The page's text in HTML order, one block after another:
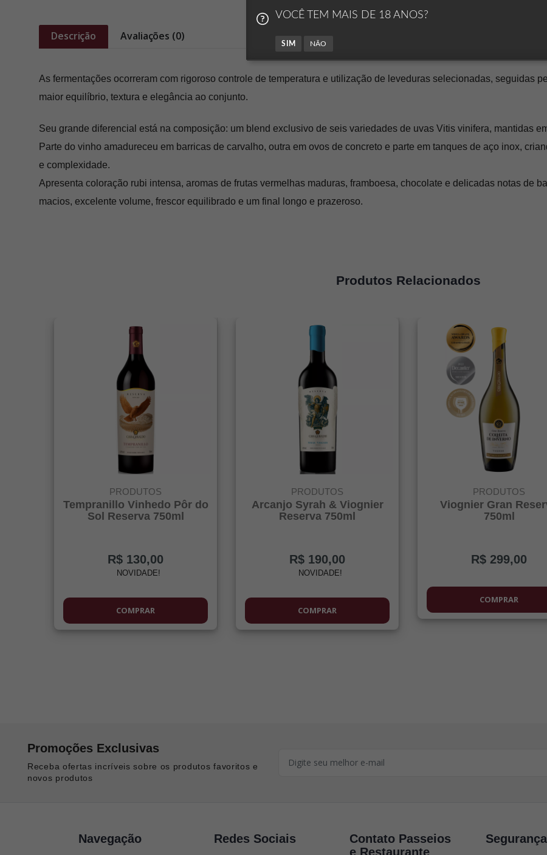
Descrição Avaliações (0)
As fermentações ocorreram com rigoroso controle de temperatura e utilização de leveduras selecionadas, seguidas
maior equilíbrio, textura e elegância ao conjunto.
Seu grande diferencial está na composição: um blend exclusivo de seis variedades de uvas Vitis vinifera, mantidas
Parte do vinho amadureceu em barricas de carvalho, outra em ovos de concreto e parte em tanques de aço inox,
e complexidade.
Apresenta coloração rubi intensa, aromas de frutas vermelhas maduras, framboesa, chocolate e delicadas notas de
macios, excelente volume, frescor equilibrado e um final longo e prazeroso.
Produtos Relacionados
PRODUTOS
Tempranillo Vinhedo Pôr do
Sol Reserva 750ml
R$ 130,00
NOVIDADE!
COMPRAR
PRODUTOS
Arcanjo Syrah & Viognier
Reserva 750ml
R$ 190,00
NOVIDADE!
COMPRAR
PRODUTOS
Viognier Gran
750ml
R$ 299,00
COMPRAR
Promoções Exclusivas
Receba ofertas incríveis sobre os produtos favoritos e
novos produtos
Navegação Redes Sociais
Contato Passeios
e Restaurante
Segurança
VOCÊ TEM MAIS DE 18 ANOS?
SIM NÃO